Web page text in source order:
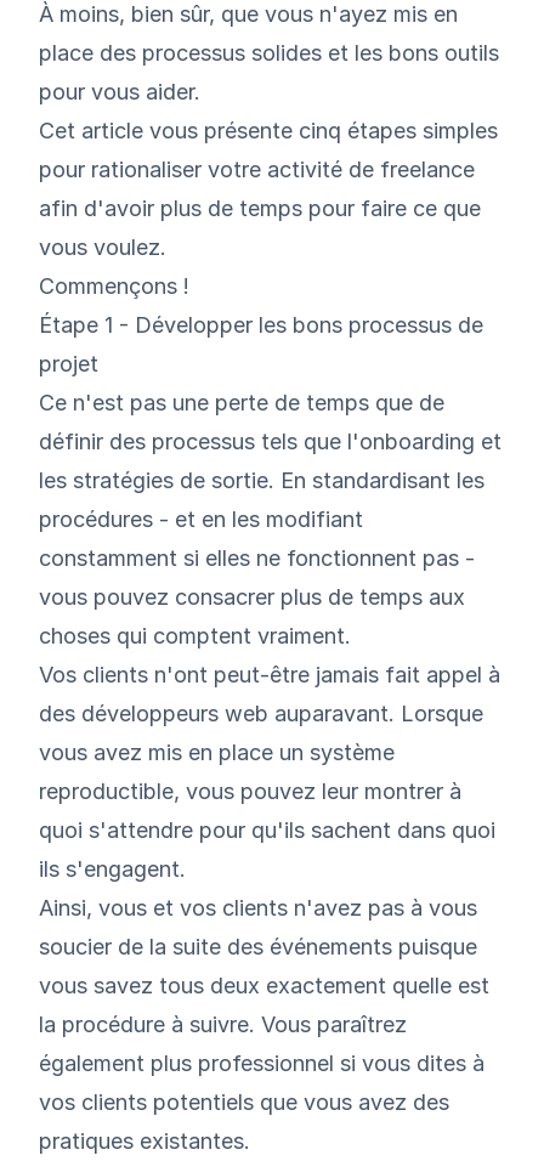
À moins, bien sûr, que vous n'ayez mis en
place des processus solides et les bons outils
pour vous aider.
Cet article vous présente cinq étapes simples
pour rationaliser votre activité de freelance
afin d'avoir plus de temps pour faire ce que
vous voulez.
Commençons !
Étape 1 - Développer les bons processus de
projet
Ce n'est pas une perte de temps que de
définir des processus tels que l'onboarding et
les stratégies de sortie. En standardisant les
procédures - et en les modifiant
constamment si elles ne fonctionnent pas -
vous pouvez consacrer plus de temps aux
choses qui comptent vraiment.
Vos clients n'ont peut-être jamais fait appel à
des développeurs web auparavant. Lorsque
vous avez mis en place un système
reproductible, vous pouvez leur montrer à
quoi s'attendre pour qu'ils sachent dans quoi
ils s'engagent.
Ainsi, vous et vos clients n'avez pas à vous
soucier de la suite des événements puisque
vous savez tous deux exactement quelle est
la procédure à suivre. Vous paraîtrez
également plus professionnel si vous dites à
vos clients potentiels que vous avez des
pratiques existantes.